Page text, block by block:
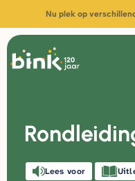
Nu plek op
Lees voor